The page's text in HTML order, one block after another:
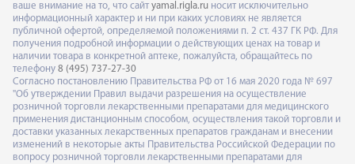
ваше внимание на то, что сайт yamal.rigla.ru носит исключительно
информационный характер и ни при каких условиях не является
публичной офертой, определяемой положениями п. 2 ст. 437 ГК РФ. Для
получения подробной информации о действующих ценах на товар и
наличии товара в конкретной аптеке, пожалуйста, обращайтесь по
телефону 8 (495) 737-27-30
Согласно постановлению Правительства РФ от 16 мая 2020 года № 697
"Об утверждении Правил выдачи разрешения на осуществление
розничной торговли лекарственными препаратами для медицинского
применения дистанционным способом, осуществления такой торговли и
доставки указанных лекарственных препаратов гражданам и внесении
изменений в некоторые акты Правительства Российской Федерации по
вопросу розничной торговли лекарственными препаратами для